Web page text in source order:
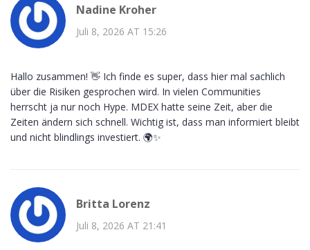
Nadine Kroher
Juli 8, 2026 AT 15:26
Hallo zusammen! 👋 Ich finde es super, dass hier mal sachlich
über die Risiken gesprochen wird. In vielen Communities
herrscht ja nur noch Hype. MDEX hatte seine Zeit, aber die
Zeiten ändern sich schnell. Wichtig ist, dass man informiert bleibt
und nicht blindlings investiert. 🌍✨
Britta Lorenz
Juli 8, 2026 AT 21:41